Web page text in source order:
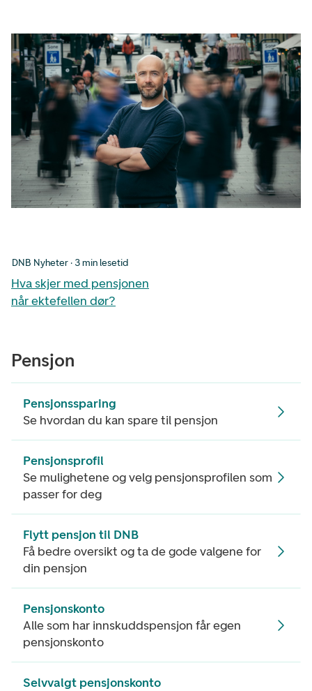
DNB Nyheter · 3 min lesetid
Hva skjer med pensjonen
når ektefellen dør?
Pensjon
Pensjonssparing
Se hvordan du kan spare til pensjon
Pensjonsprofil
Se mulighetene og velg pensjonsprofilen som
passer for deg
Flytt pensjon til DNB
Få bedre oversikt og ta de gode valgene for
din pensjon
Pensjonskonto
Alle som har innskuddspensjon får egen
pensjonskonto
Selvvalgt pensjonskonto